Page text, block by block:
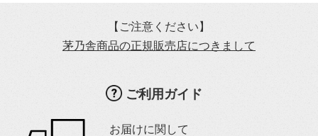
【ご注意ください】
茅乃舎商品の正規販売店につきまして
ご利用ガイド
お届けに関して